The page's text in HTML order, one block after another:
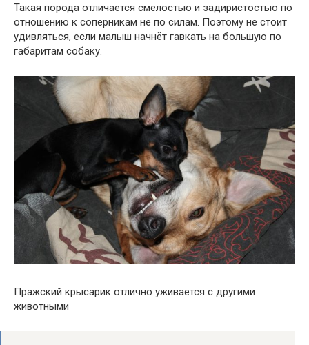
Такая порода отличается смелостью и задиристостью по
отношению к соперникам не по силам. Поэтому не стоит
удивляться, если малыш начнёт гавкать на большую по
габаритам собаку.
Пражский крысарик отлично уживается с другими
животными